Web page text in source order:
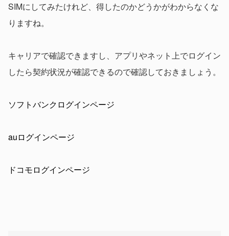
SIMにしてみたけれど、得したのかどうかがわからなくな
りますね。
キャリアで確認できますし、アプリやネット上でログイン
したら契約状況が確認できるので確認しておきましょう。
ソフトバンクログインページ
auログインページ
ドコモログインページ